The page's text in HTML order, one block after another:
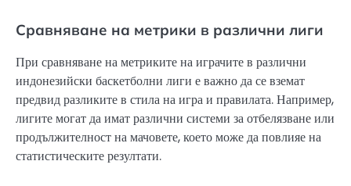
Сравняване на метрики в различни лиги
При сравняване на метриките на играчите в различни
индонезийски баскетболни лиги е важно да се вземат
предвид разликите в стила на игра и правилата. Например,
лигите могат да имат различни системи за отбелязване или
продължителност на мачовете, което може да повлияе на
статистическите резултати.